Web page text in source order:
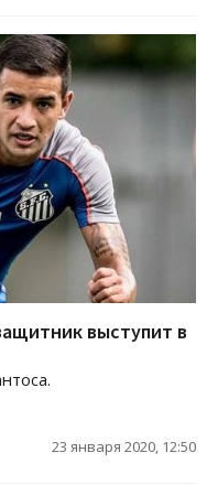
выступит в
23 января 2020, 12:50